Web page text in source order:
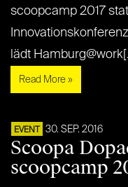
scoopcamp 2017
lädt
Read More »
EVENT 30. SEP. 2016
Scoopa
scoopcamp